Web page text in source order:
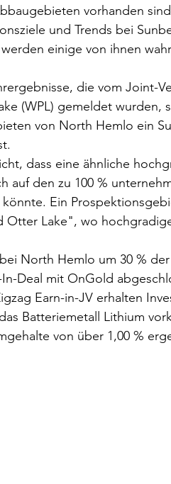
vorhanden
und Trends bei
einige von ihnen
die vom Joint-
(WPL) gemeldet wurden,
von North Hemlo ein
dass eine ähnliche
auf den zu 100 %
Ein
Otter Lake", wo
North Hemlo um 30 %
Deal mit OnGold
Earn-in-JV erhalten
Batteriemetall Lithium
von über 1,00 %